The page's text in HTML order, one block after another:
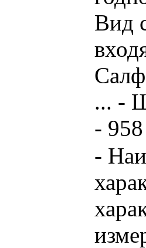
Вид
... -
-
-